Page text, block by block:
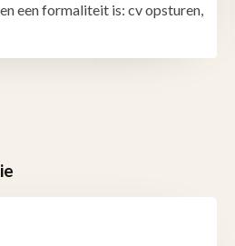
een formaliteit is: cv opsturen,